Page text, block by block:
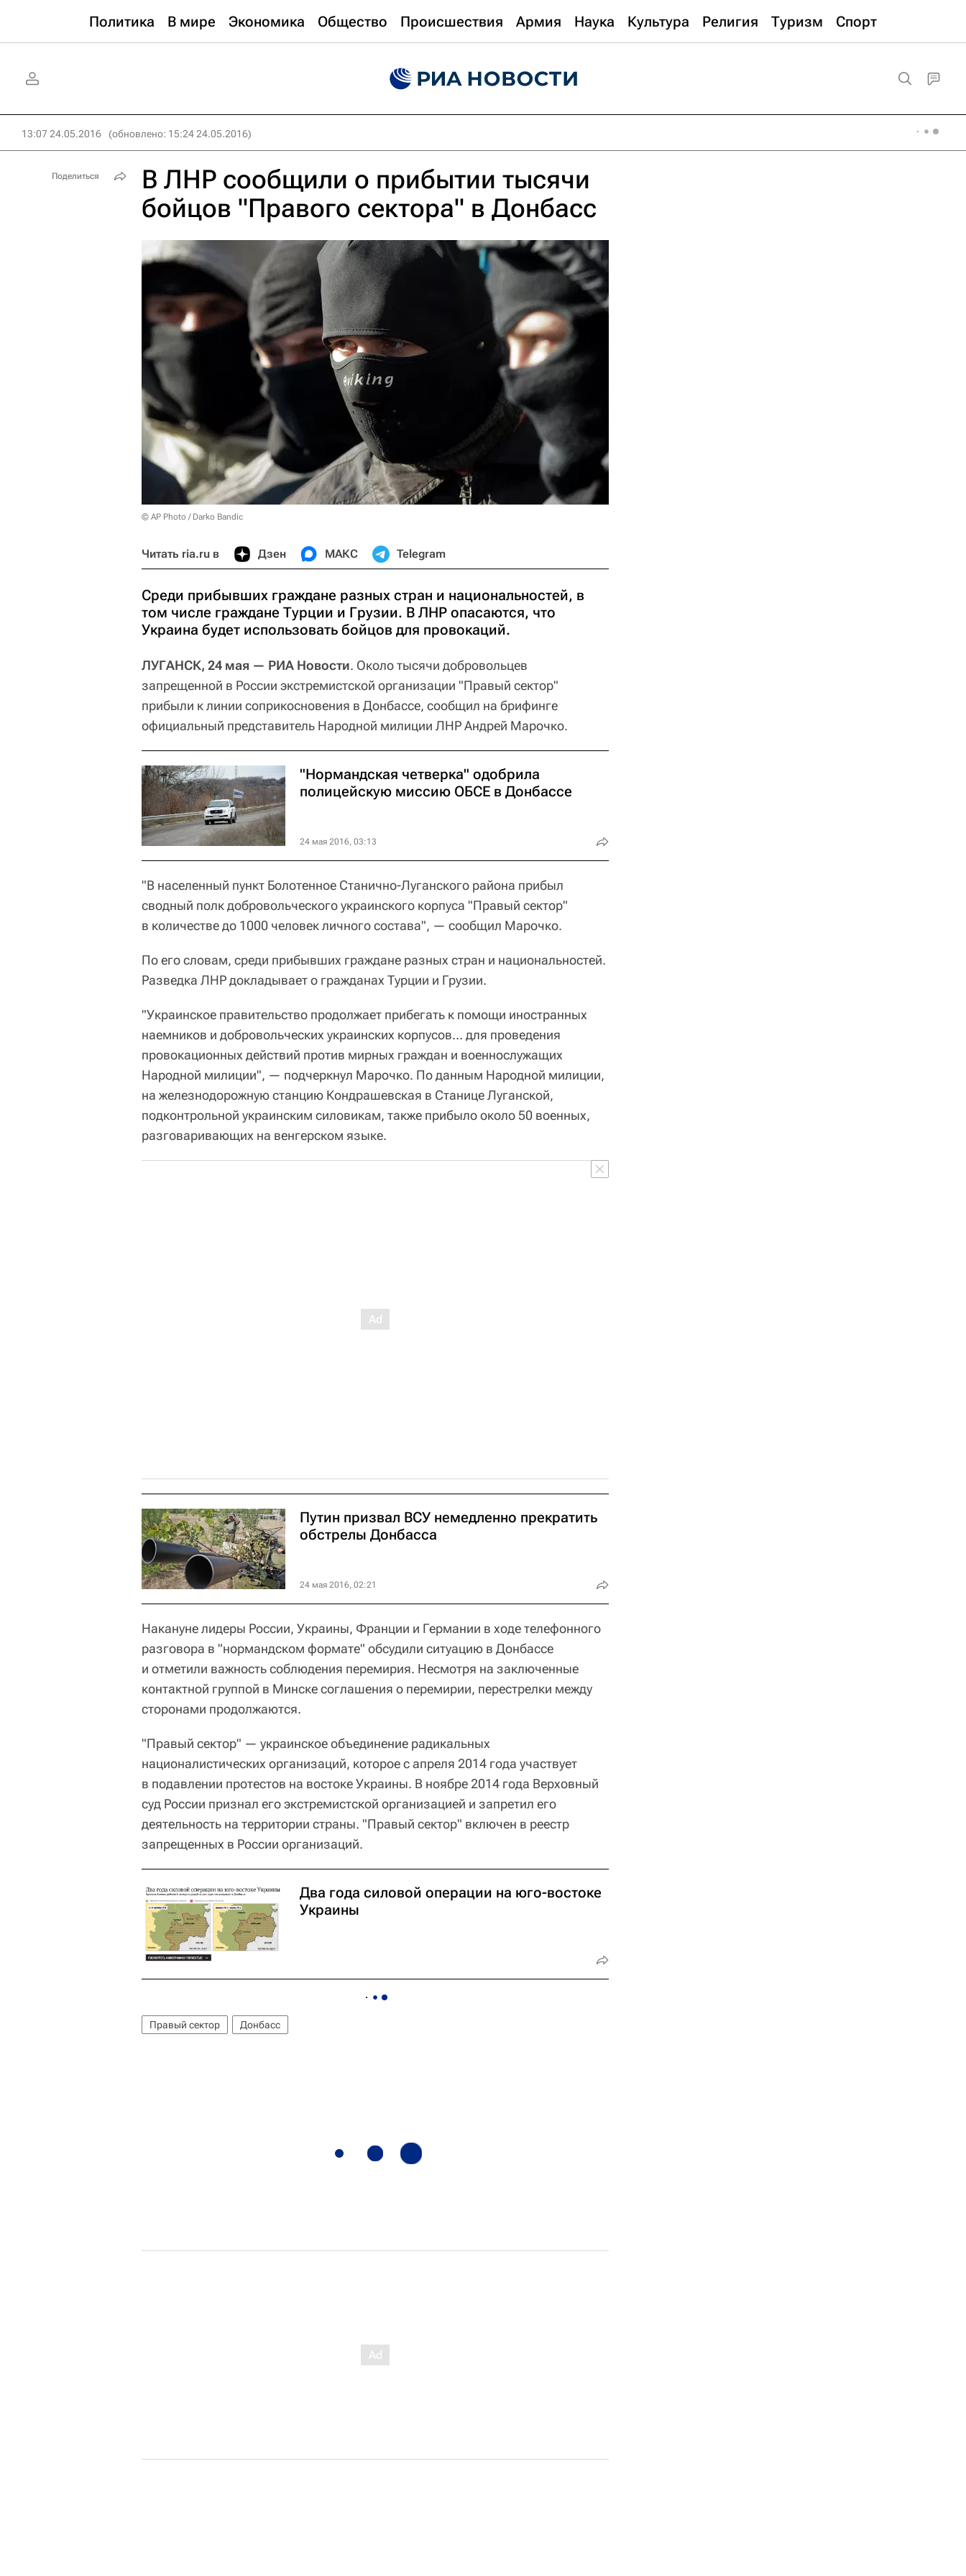
Политика В мире Экономика Общество Происшествия Армия Наука Культура Религия Туризм Спорт
13:07 24.05.2016 (обновлено: 15:24 24.05.2016)
В ЛНР сообщили о прибытии тысячи
бойцов "Правого сектора" в Донбасс
© AP Photo / Darko Bandic
Читать ria.ru в Дзен МАКС Telegram
Среди прибывших граждане разных стран и национальностей, в
том числе граждане Турции и Грузии. В ЛНР опасаются, что
Украина будет использовать бойцов для провокаций.
ЛУГАНСК, 24 мая — РИА Новости. Около тысячи добровольцев
запрещенной в России экстремистской организации "Правый сектор"
прибыли к линии соприкосновения в Донбассе, сообщил на брифинге
официальный представитель Народной милиции ЛНР Андрей Марочко.
"Нормандская четверка" одобрила
полицейскую миссию ОБСЕ в Донбассе
24 мая 2016, 03:13
"В населенный пункт Болотенное Станично-Луганского района прибыл
сводный полк добровольческого украинского корпуса "Правый сектор"
в количестве до 1000 человек личного состава", — сообщил Марочко.
По его словам, среди прибывших граждане разных стран и национальностей.
Разведка ЛНР докладывает о гражданах Турции и Грузии.
"Украинское правительство продолжает прибегать к помощи иностранных
наемников и добровольческих украинских корпусов… для проведения
провокационных действий против мирных граждан и военнослужащих
Народной милиции", — подчеркнул Марочко. По данным Народной милиции,
на железнодорожную станцию Кондрашевская в Станице Луганской,
подконтрольной украинским силовикам, также прибыло около 50 военных,
разговаривающих на венгерском языке.
Путин призвал ВСУ немедленно прекратить
обстрелы Донбасса
24 мая 2016, 02:21
Накануне лидеры России, Украины, Франции и Германии в ходе телефонного
разговора в "нормандском формате" обсудили ситуацию в Донбассе
и отметили важность соблюдения перемирия. Несмотря на заключенные
контактной группой в Минске соглашения о перемирии, перестрелки между
сторонами продолжаются.
"Правый сектор" — украинское объединение радикальных
националистических организаций, которое с апреля 2014 года участвует
в подавлении протестов на востоке Украины. В ноябре 2014 года Верховный
суд России признал его экстремистской организацией и запретил его
деятельность на территории страны. "Правый сектор" включен в реестр
запрещенных в России организаций.
Два года силовой операции на юго-востоке
Украины
Правый сектор Донбасс
Поделиться